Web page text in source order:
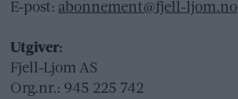
E-post: abonnement@fjell-ljom.no
Utgiver:
Fjell-Ljom AS
Org.nr.: 945 225 742